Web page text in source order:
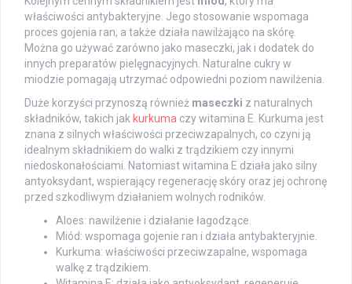
właściwości antybakteryjne. Jego stosowanie wspomaga
proces gojenia ran, a także działa nawilżająco na skórę.
Można go używać zarówno jako maseczki, jak i dodatek do
innych preparatów pielęgnacyjnych. Naturalne cukry w
miodzie pomagają utrzymać odpowiedni poziom nawilżenia.
Duże korzyści przynoszą również maseczki z naturalnych
składników, takich jak kurkuma czy witamina E. Kurkuma jest
znana z silnych właściwości przeciwzapalnych, co czyni ją
idealnym składnikiem do walki z trądzikiem czy innymi
niedoskonałościami. Natomiast witamina E działa jako silny
antyoksydant, wspierający regenerację skóry oraz jej ochronę
przed szkodliwym działaniem wolnych rodników.
Aloes: nawilżenie i działanie łagodzące.
Miód: wspomaga gojenie ran i działa antybakteryjnie.
Kurkuma: właściwości przeciwzapalne, wspomaga
walkę z trądzikiem.